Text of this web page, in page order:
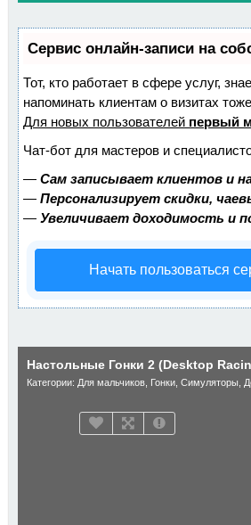
Сервис онлайн-записи на
Тот, кто работает в сфере услуг,
напоминать клиентам о визитах
Для новых пользователей первый
Чат-бот для мастеров и
— Сам записывает клиентов и
— Персонализирует скидки,
— Увеличивает доходимость и
Начать пользоваться
Настольные Гонки 2 (Desktop
Категории: Для мальчиков Гонки Симуляторы